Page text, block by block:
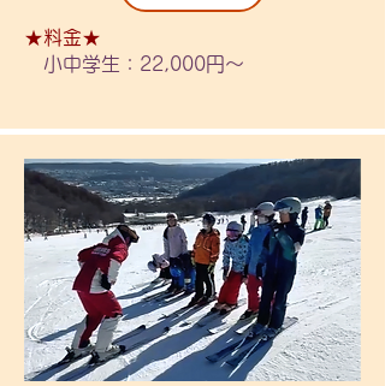
2025年11月20日まで
※11/20までにお写真と確認事項にご
〇料金〇
中学生以下：
22,000円（通常25,000円）
高校生以上：
43,000円（通常45,000円）
〇詳細〇
・シーズン券とは「シーズン中対象ス
★料金★
小中学生：22,000円～​